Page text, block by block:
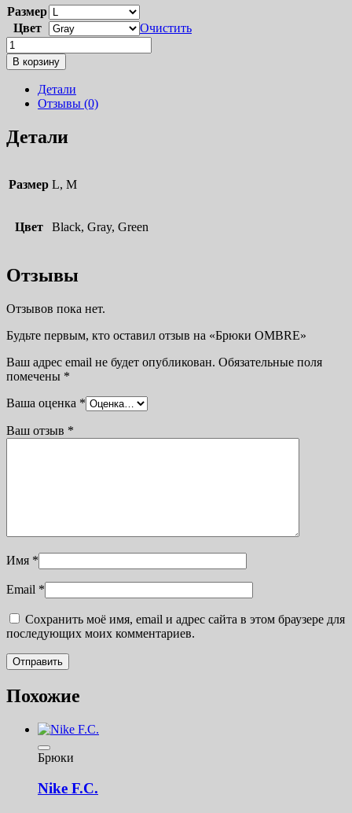
2
680 ₽
–
2
Размер
Цвет
Очистить
Количество
товара
Брюки
OMBRE
В корзину
Детали
Отзывы (0)
Детали
Размер L, M
Цвет Black, Gray, Green
Отзывы
Отзывов пока нет.
Будьте первым, кто оставил отзыв на «Брюки OMBRE»
Ваш адрес email не будет опубликован. Обязательные поля
помечены *
Ваша оценка *
Ваш отзыв *
Имя *
Email *
Сохранить моё имя, email и адрес сайта в этом браузере для
последующих моих комментариев.
Похожие
Брюки
Nike F.C.